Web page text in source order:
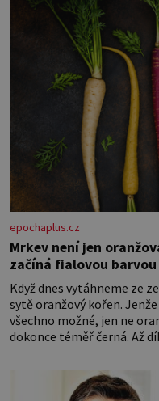
epochaplus.cz
Mrkev není jen
začíná fialovou barvou
Když dnes vytáhneme ze
sytě oranžový kořen.
všechno možné, jen ne
dokonce téměř černá. Až
nedokážeme představit.